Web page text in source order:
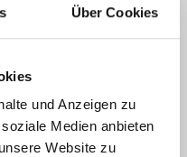
Über Cookies
und Anzeigen zu
Medien anbieten
Website zu